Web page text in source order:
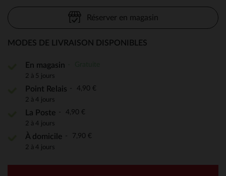
Réserver en magasin
MODES DE LIVRAISON DISPONIBLES
En magasin
2 à 5 jours
Point Relais 4,90 €
2 à 4 jours
La Poste 4,90 €
2 à 4 jours
À domicile 7,90 €
2 à 4 jours